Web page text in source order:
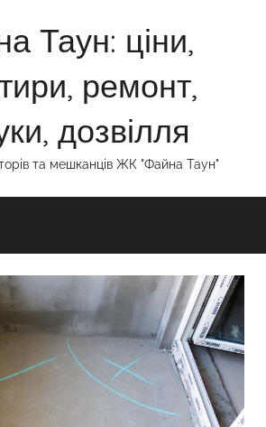
Таун: ціни,
ремонт,
дозвілля
та мешканців ЖК "Файна Таун"